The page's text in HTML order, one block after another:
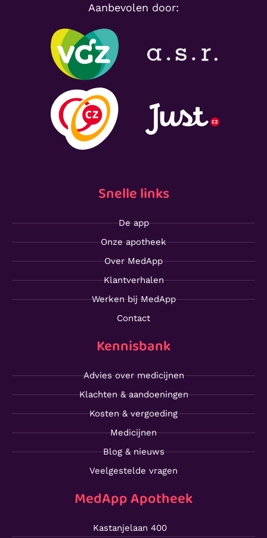
Aanbevolen door:
Snelle links
De app
Onze apotheek
Over MedApp
Klantverhalen
Werken bij MedApp
Contact
Kennisbank
Advies over medicijnen
Klachten & aandoeningen
Kosten & vergoeding
Medicijnen
Blog & nieuws
Veelgestelde vragen
MedApp Apotheek
Kastanjelaan 400